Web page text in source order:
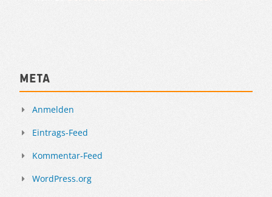
Meta
Anmelden
Eintrags-Feed
Kommentar-Feed
WordPress.org